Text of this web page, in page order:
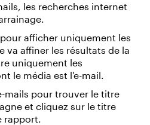
les recherches internet
pour afficher uniquement les
va affiner les résultats de la
uniquement les
le média est l'e-mail.
mails pour trouver le titre
et cliquez sur le titre
rapport.